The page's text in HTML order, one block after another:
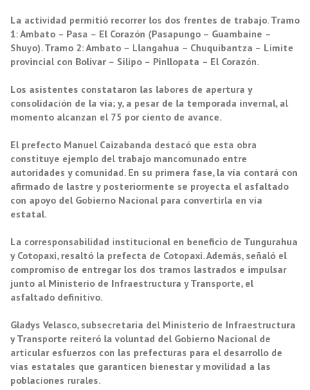
La actividad permitió recorrer los dos frentes de trabajo. Tramo
1: Ambato – Pasa – El Corazón (Pasapungo – Guambaine –
Shuyo). Tramo 2: Ambato – Llangahua – Chuquibantza – Límite
provincial con Bolívar – Silipo – Pinllopata – El Corazón.
Los asistentes constataron las labores de apertura y
consolidación de la vía; y, a pesar de la temporada invernal, al
momento alcanzan el 75 por ciento de avance.
El prefecto Manuel Caizabanda destacó que esta obra
constituye ejemplo del trabajo mancomunado entre
autoridades y comunidad. En su primera fase, la vía contará con
afirmado de lastre y posteriormente se proyecta el asfaltado
con apoyo del Gobierno Nacional para convertirla en vía
estatal.
La corresponsabilidad institucional en beneficio de Tungurahua
y Cotopaxi, resaltó la prefecta de Cotopaxi. Además, señaló el
compromiso de entregar los dos tramos lastrados e impulsar
junto al Ministerio de Infraestructura y Transporte, el
asfaltado definitivo.
Gladys Velasco, subsecretaria del Ministerio de Infraestructura
y Transporte reiteró la voluntad del Gobierno Nacional de
articular esfuerzos con las prefecturas para el desarrollo de
vías estatales que garanticen bienestar y movilidad a las
poblaciones rurales.